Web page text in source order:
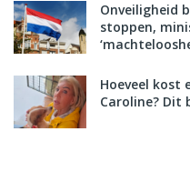
Onveiligheid
stoppen,
Hoeveel kost
Caroline? Dit